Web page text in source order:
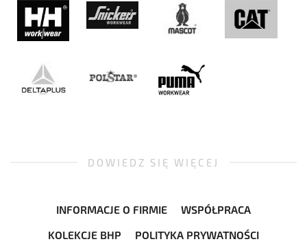
DOWIEDZ SIĘ WIĘCEJ
INFORMACJE O FIRMIE
WSPÓŁPRACA
KOLEKCJE BHP
POLITYKA PRYWATNOŚCI